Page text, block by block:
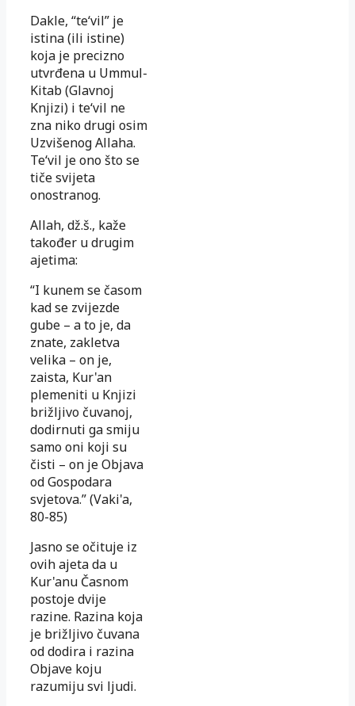
Dakle, “te‘vil” je
istina (ili istine)
koja je precizno
utvrđena u Ummul-
Kitab (Glavnoj
Knjizi) i te‘vil ne
zna niko drugi osim
Uzvišenog Allaha.
Te‘vil je ono što se
tiče svijeta
onostranog.
Allah, dž.š., kaže
također u drugim
ajetima:
“I kunem se časom
kad se zvijezde
gube – a to je, da
znate, zakletva
velika – on je,
zaista, Kur'an
plemeniti u Knjizi
brižljivo čuvanoj,
dodirnuti ga smiju
samo oni koji su
čisti – on je Objava
od Gospodara
svjetova.” (Vaki'a,
80-85)
Jasno se očituje iz
ovih ajeta da u
Kur'anu Časnom
postoje dvije
razine. Razina koja
je brižljivo čuvana
od dodira i razina
Objave koju
razumiju svi ljudi.